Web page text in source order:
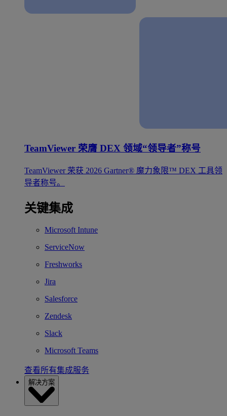
TeamViewer 荣膺 DEX 领域“领导者”称号
TeamViewer 荣获 2026 Gartner® 魔力象限™ DEX 工具领
导者称号。
关键集成
Microsoft Intune
ServiceNow
Freshworks
Jira
Salesforce
Zendesk
Slack
Microsoft Teams
查看所有集成服务
解决方案